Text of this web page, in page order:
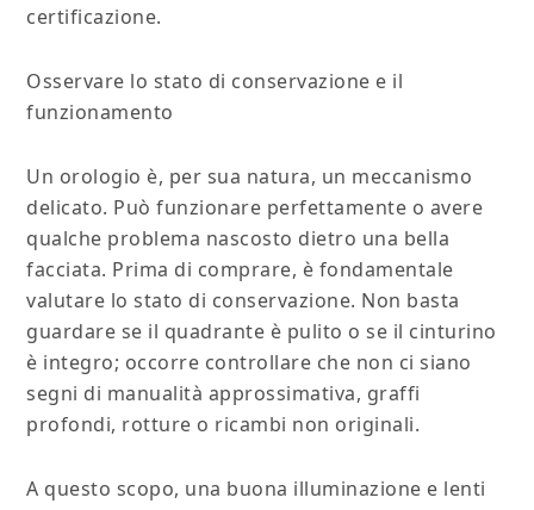
certificazione.
Osservare lo stato di conservazione e il
funzionamento
Un orologio è, per sua natura, un meccanismo
delicato. Può funzionare perfettamente o avere
qualche problema nascosto dietro una bella
facciata. Prima di comprare, è fondamentale
valutare lo stato di conservazione. Non basta
guardare se il quadrante è pulito o se il cinturino
è integro; occorre controllare che non ci siano
segni di manualità approssimativa, graffi
profondi, rotture o ricambi non originali.
A questo scopo, una buona illuminazione e lenti